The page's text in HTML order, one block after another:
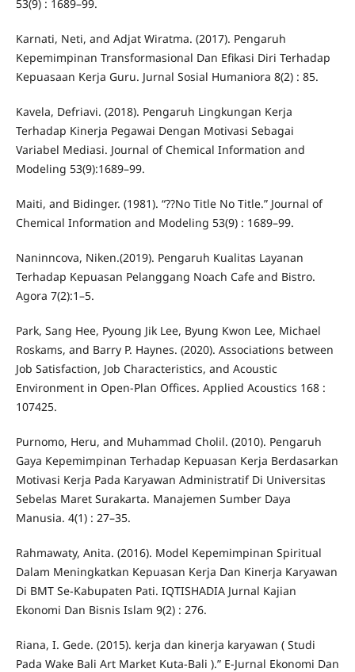
53(9) : 1689–99.
Karnati, Neti, and Adjat Wiratma. (2017). Pengaruh
Kepemimpinan Transformasional Dan Efikasi Diri Terhadap
Kepuasaan Kerja Guru. Jurnal Sosial Humaniora 8(2) : 85.
Kavela, Defriavi. (2018). Pengaruh Lingkungan Kerja
Terhadap Kinerja Pegawai Dengan Motivasi Sebagai
Variabel Mediasi. Journal of Chemical Information and
Modeling 53(9):1689–99.
Maiti, and Bidinger. (1981). “??No Title No Title.” Journal of
Chemical Information and Modeling 53(9) : 1689–99.
Naninncova, Niken.(2019). Pengaruh Kualitas Layanan
Terhadap Kepuasan Pelanggang Noach Cafe and Bistro.
Agora 7(2):1–5.
Park, Sang Hee, Pyoung Jik Lee, Byung Kwon Lee, Michael
Roskams, and Barry P. Haynes. (2020). Associations between
Job Satisfaction, Job Characteristics, and Acoustic
Environment in Open-Plan Offices. Applied Acoustics 168 :
107425.
Purnomo, Heru, and Muhammad Cholil. (2010). Pengaruh
Gaya Kepemimpinan Terhadap Kepuasan Kerja Berdasarkan
Motivasi Kerja Pada Karyawan Administratif Di Universitas
Sebelas Maret Surakarta. Manajemen Sumber Daya
Manusia. 4(1) : 27–35.
Rahmawaty, Anita. (2016). Model Kepemimpinan Spiritual
Dalam Meningkatkan Kepuasan Kerja Dan Kinerja Karyawan
Di BMT Se-Kabupaten Pati. IQTISHADIA Jurnal Kajian
Ekonomi Dan Bisnis Islam 9(2) : 276.
Riana, I. Gede. (2015). kerja dan kinerja karyawan ( Studi
Pada Wake Bali Art Market Kuta-Bali ).” E-Jurnal Ekonomi Dan